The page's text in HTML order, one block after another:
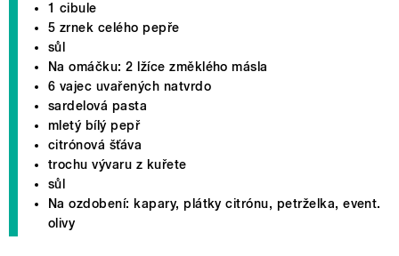
1 cibule
5 zrnek celého pepře
sůl
Na omáčku: 2 lžíce změklého másla
6 vajec uvařených natvrdo
sardelová pasta
mletý bílý pepř
citrónová šťáva
trochu vývaru z kuřete
sůl
Na ozdobení: kapary, plátky citrónu, petrželka, event.
olivy